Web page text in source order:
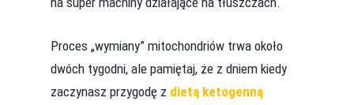
Proces „wymiany” mitochondriów trwa około
dwóch tygodni, ale pamiętaj, że z dniem kiedy
zaczynasz przygodę z dietą ketogenną